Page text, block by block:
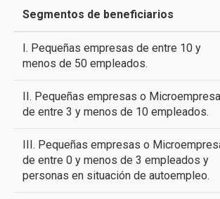
Segmentos de beneficiarios
I. Pequeñas empresas de entre 10 y
menos de 50 empleados.
II. Pequeñas empresas o
de entre 3 y menos de 10 empleados.
III. Pequeñas empresas o
de entre 0 y menos de 3 empleados y
personas en situación de autoempleo.